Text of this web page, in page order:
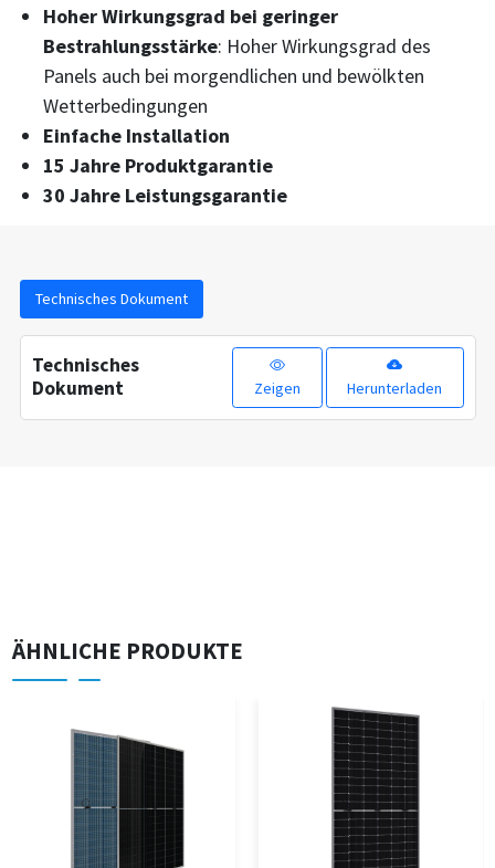
Hoher Wirkungsgrad bei geringer
Bestrahlungsstärke: Hoher Wirkungsgrad des
Panels auch bei morgendlichen und bewölkten
Wetterbedingungen
Einfache Installation
15 Jahre Produktgarantie
30 Jahre Leistungsgarantie
Technisches Dokument
Technisches
Dokument
Zeigen Herunterladen
ÄHNLICHE PRODUKTE